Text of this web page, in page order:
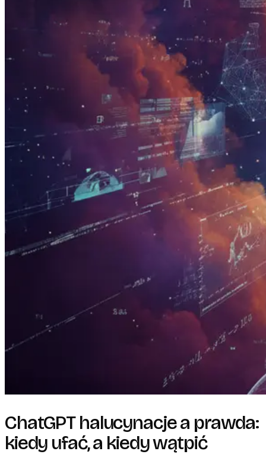
ChatGPT halucynacje a prawda:
kiedy ufać, a kiedy wątpić